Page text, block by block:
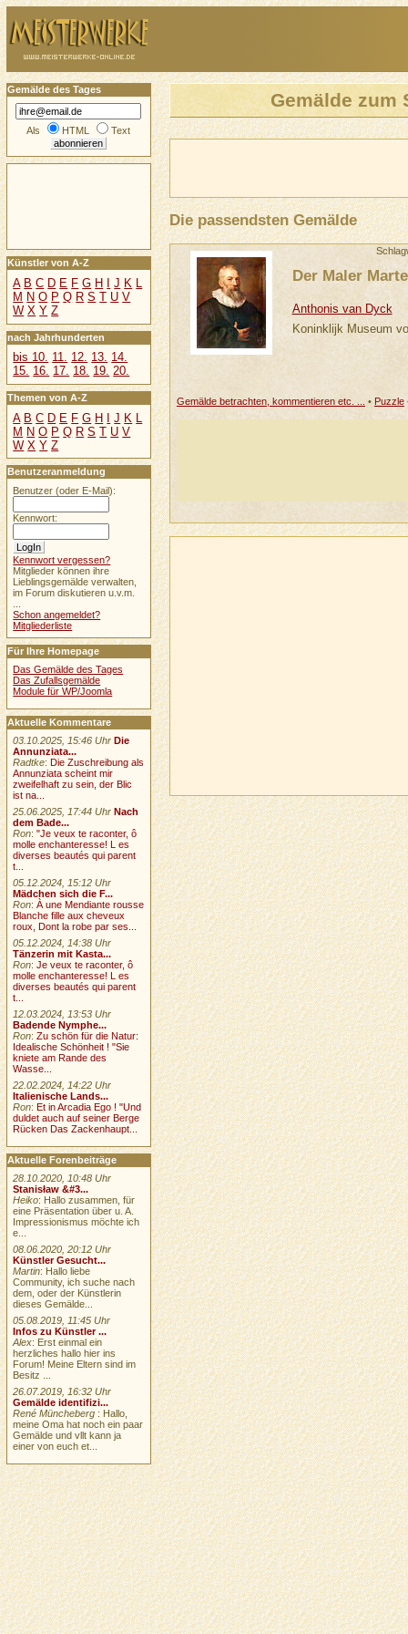
Gemälde
Die passendsten Gemälde
Der Maler
Anthonis van Dyck
Koninklijk Museum
Gemälde betrachten, kommentieren etc. ... • Puzzle
Gemälde des Tages
Als HTML Text
Künstler von A-Z
A B C D E F G H J K L
M N O P Q R S T U V
W X Y Z
nach Jahrhunderten
bis 10. 11. 12. 13. 14.
15. 16. 17. 18. 19. 20.
Themen von A-Z
A B C D E F G H I J K L
M N O P Q R S T U V
W X Y Z
Benutzeranmeldung
Benutzer (oder E-Mail):
Kennwort:
Kennwort vergessen?
Mitglieder können ihre
Lieblingsgemälde verwalten,
im Forum diskutieren u.v.m.
Schon angemeldet?
Mitgliederliste
Für Ihre Homepage
Das Gemälde des Tages
Das Zufallsgemälde
Module für WP/Joomla
Aktuelle Kommentare
03.10.2025, 15:46 Uhr Die
Annunziata...
Radtke: Die Zuschreibung als
Annunziata scheint mir
zweifelhaft zu sein, der Blic
ist na...
25.06.2025, 17:44 Uhr Nach
dem Bade...
Ron:"Je veux te raconter, ô
molle enchanteresse! L es
diverses beautés qui parent
t...
05.12.2024, 15:12 Uhr
Mädchen sich die F...
Ron:À une Mendiante rousse
Blanche fille aux cheveux
roux, Dont la robe par ses...
05.12.2024, 14:38 Uhr
Tänzerin mit Kasta...
Ron:Je veux te raconter, ô
molle enchanteresse! L es
diverses beautés qui parent
t...
12.03.2024, 13:53 Uhr
Badende Nymphe...
Ron:Zu schön für die Natur:
Idealische Schönheit ! "Sie
kniete am Rande des
Wasse...
22.02.2024, 14:22 Uhr
Italienische Lands...
Ron:Et in Arcadia Ego ! "Und
duldet auch auf seiner Berge
Rücken Das Zackenhaupt...
Aktuelle Forenbeiträge
28.10.2020, 10:48 Uhr
Stanisław &#3...
Heiko: Hallo zusammen, für
eine Präsentation über u. A.
Impressionismus möchte ich
e...
08.06.2020, 20:12 Uhr
Künstler Gesucht...
Martin: Hallo liebe
Community, ich suche nach
dem, oder der Künstlerin
dieses Gemälde...
05.08.2019, 11:45 Uhr
Infos zu Künstler ...
Alex: Erst einmal ein
herzliches hallo hier ins
Forum! Meine Eltern sind im
Besitz ...
26.07.2019, 16:32 Uhr
Gemälde identifizi...
René Müncheberg : Hallo,
meine Oma hat noch ein paar
Gemälde und vllt kann ja
einer von euch et...